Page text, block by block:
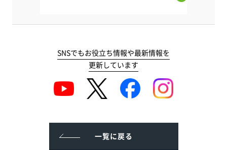
SNSでもお役立ち情報や最新情報を
更新しています
一覧に戻る